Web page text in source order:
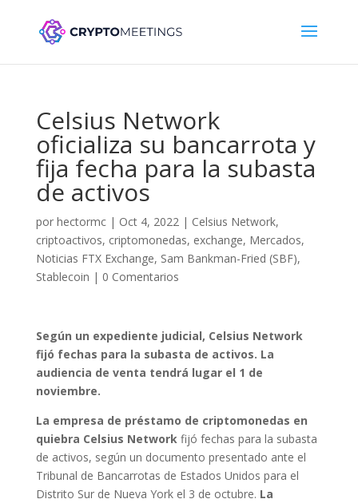
Celsius Network
oficializa su bancarrota y
fija fecha para la subasta
de activos
por hectormc| Oct 4, 2022| Celsius Network,
criptoactivos, criptomonedas, exchange, Mercados,
Noticias FTX Exchange, Sam Bankman-Fried (SBF),
Stablecoin | 0 Comentarios
Según un expediente judicial, Celsius Network
fijó fechas para la subasta de activos. La
audiencia de venta tendrá lugar el 1 de
noviembre.
La empresa de préstamo de criptomonedas en
quiebra Celsius Networkfijó fechas para la subasta
de activos, según un documento presentado ante el
Tribunal de Bancarrotas de Estados Unidos para el
Distrito Sur de Nueva York el 3 de octubre. La